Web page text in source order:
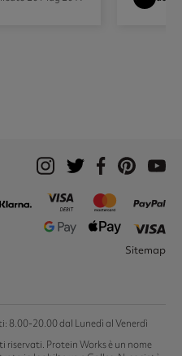
Sitemap
8.00-20.00 dal Lunedì al Venerdì
Protein Works è un nome